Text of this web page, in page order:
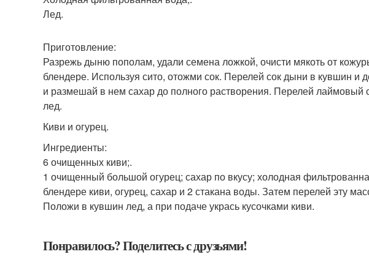
Лед.
Приготовление:
Разрежь дыню пополам, удали семена ложкой, очисти мякоть от
блендере. Используя сито, отожми сок. Перелей сок дыни в кувшин
и размешай в нем сахар до полного растворения. Перелей лаймовый
лед.
Киви и огурец.
Ингредиенты:
6 очищенных киви;.
1 очищенный большой огурец; сахар по вкусу; холодная
блендере киви, огурец, сахар и 2 стакана воды. Затем перелей эту
Положи в кувшин лед, а при подаче укрась кусочками киви.
Понравилось? Поделитесь с друзьями!